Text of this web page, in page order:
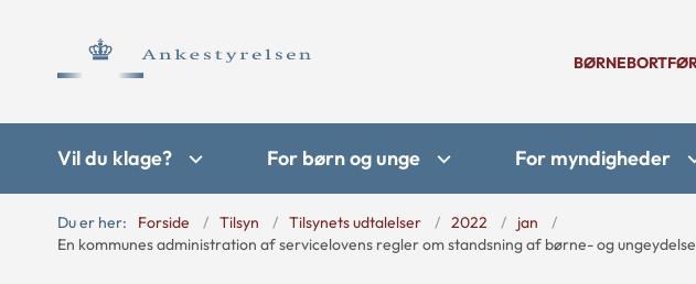
Vil du klage? For børn og unge For myndigheder
Du er her: Forside Tilsyn Tilsynets udtalelser 2022
jan
En kommunes administration af servicelovens regler om standsning af børne- og